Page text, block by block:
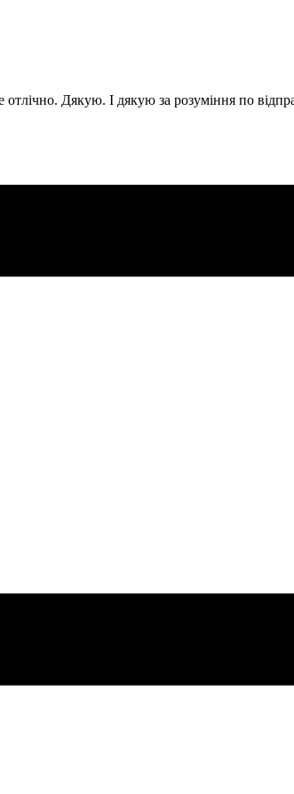
отлічно. Дякую. І дякую за розуміння по